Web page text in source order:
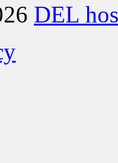
DEL